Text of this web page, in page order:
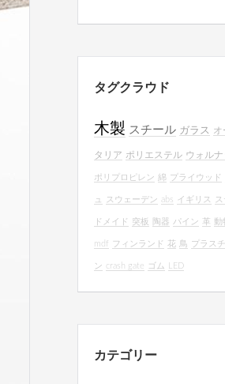
タグクラウド
木製 スチール ガラス オ
タリア ポリエステル ウォルナ
ポリプロピレン 綿 プライウッド
ュ スウェーデン abs イギリス
ドメイド 突板 陶器 パイン 革
mdf フィンランド 花 鳥 プラス
ン crash gate ゴム LED
カテゴリー